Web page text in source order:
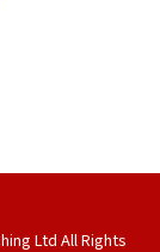
Ltd All Rights